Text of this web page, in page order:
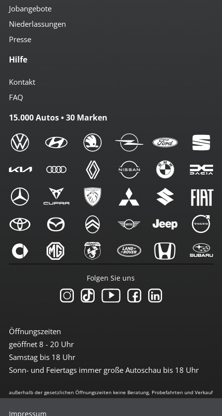
Jobangebote
Niederlassungen
Presse
Hilfe
Kontakt
FAQ
15.000 Autos • 30 Marken
Öffnungszeiten
geöffnet 8 - 20 Uhr
Samstag bis 18 Uhr
Sonn- und Feiertags immer große Autoschau bis 18 Uhr
Folgen Sie uns
außerhalb der gesetzlichen Öffnungszeiten keine Beratung, Probefahrten und Verkauf
Impressum